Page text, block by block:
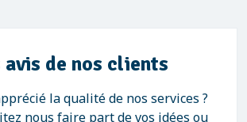
avis de nos clients
la qualité de nos services ?
nous faire part de vos idées ou